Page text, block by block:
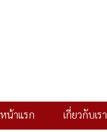
หน้าแรก เกี่ยวกับเรา